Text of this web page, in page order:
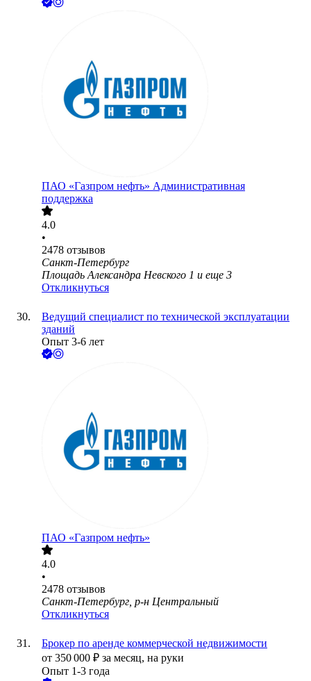
ПАО «Газпром нефть» Административная
поддержка
4.0
•
2478 отзывов
Санкт-Петербург
Площадь Александра Невского 1 и еще 3
Откликнуться
Ведущий специалист по технической эксплуатации
зданий
Опыт 3-6 лет
ПАО «Газпром нефть»
4.0
•
2478 отзывов
Санкт-Петербург, р-н Центральный
Откликнуться
Брокер по аренде коммерческой недвижимости
от 350 000 ₽ за месяц, на руки
Опыт 1-3 года